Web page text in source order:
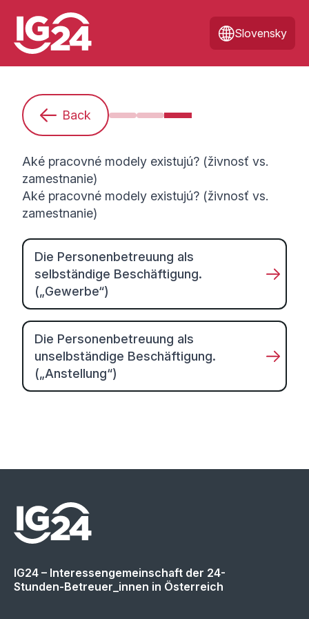
Slovensky
Back Som nováčikom. Čo potrebujem
Ako sa mám pripraviť na túto
Aké pracovné modely
Aké pracovné modely existujú? (živnosť vs.
zamestnanie)
Aké pracovné modely existujú? (živnosť vs.
zamestnanie)
Die Personenbetreuung als
selbständige Beschäftigung.
(„Gewerbe“)
Die Personenbetreuung als
unselbständige Beschäftigung.
(„Anstellung“)
IG24 – Interessengemeinschaft der 24-
Stunden-Betreuer_innen in Österreich